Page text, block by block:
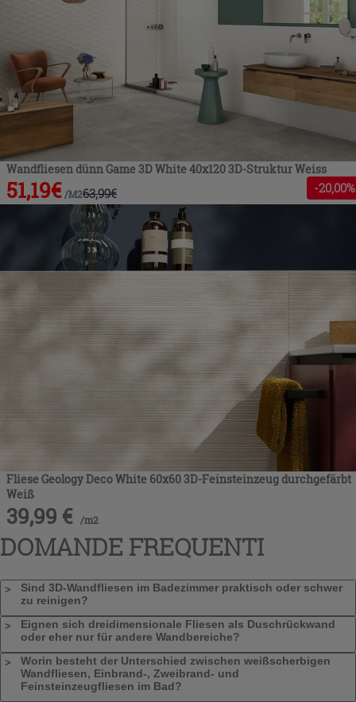
Wandfliesen dünn Game 3D White 40x120 3D-Struktur Weiss
51,19€ /M263,99€ -20,00%
Fliese Geology Deco White 60x60 3D-Feinsteinzeug durchgefärbt
Weiß
39,99 € /m2
DOMANDE FREQUENTI
Sind 3D-Wandfliesen im Badezimmer praktisch oder schwer
zu reinigen?
Eignen sich dreidimensionale Fliesen als Duschrückwand
oder eher nur für andere Wandbereiche?
Worin besteht der Unterschied zwischen weißscherbigen
Wandfliesen, Einbrand-, Zweibrand- und
Feinsteinzeugfliesen im Bad?